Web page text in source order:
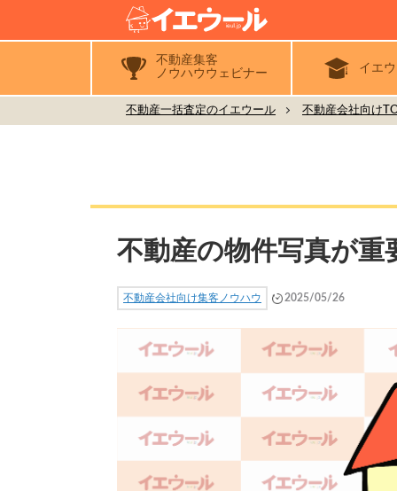
不動産集客
ノウハウウェビナー
イエ
不動産一括査定のイエウール 不動産会社向け
不動産の物件写真が重
不動産会社向け集客ノウハウ 2025/05/26